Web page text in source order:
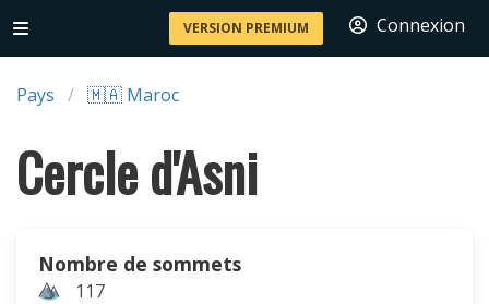
VERSION PREMIUM Connexion
Pays 🇲🇦 Maroc
Cercle d'Asni
Nombre de sommets
117